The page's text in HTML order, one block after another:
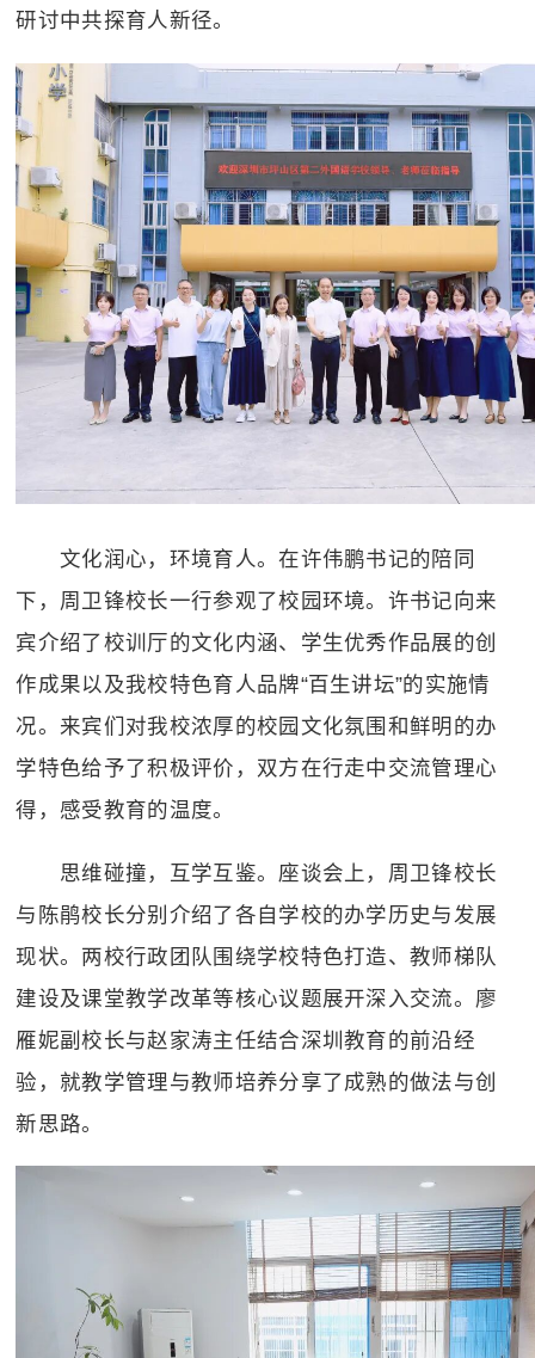
研讨中共探育人新径。
文化润心，环境育人。在许伟鹏书记的陪同
下，周卫锋校长一行参观了校园环境。许书记向来
宾介绍了校训厅的文化内涵、学生优秀作品展的创
作成果以及我校特色育人品牌“百生讲坛”的实施情
况。来宾们对我校浓厚的校园文化氛围和鲜明的办
学特色给予了积极评价，双方在行走中交流管理心
得，感受教育的温度。
思维碰撞，互学互鉴。座谈会上，周卫锋校长
与陈鹃校长分别介绍了各自学校的办学历史与发展
现状。两校行政团队围绕学校特色打造、教师梯队
建设及课堂教学改革等核心议题展开深入交流。廖
雁妮副校长与赵家涛主任结合深圳教育的前沿经
验，就教学管理与教师培养分享了成熟的做法与创
新思路。